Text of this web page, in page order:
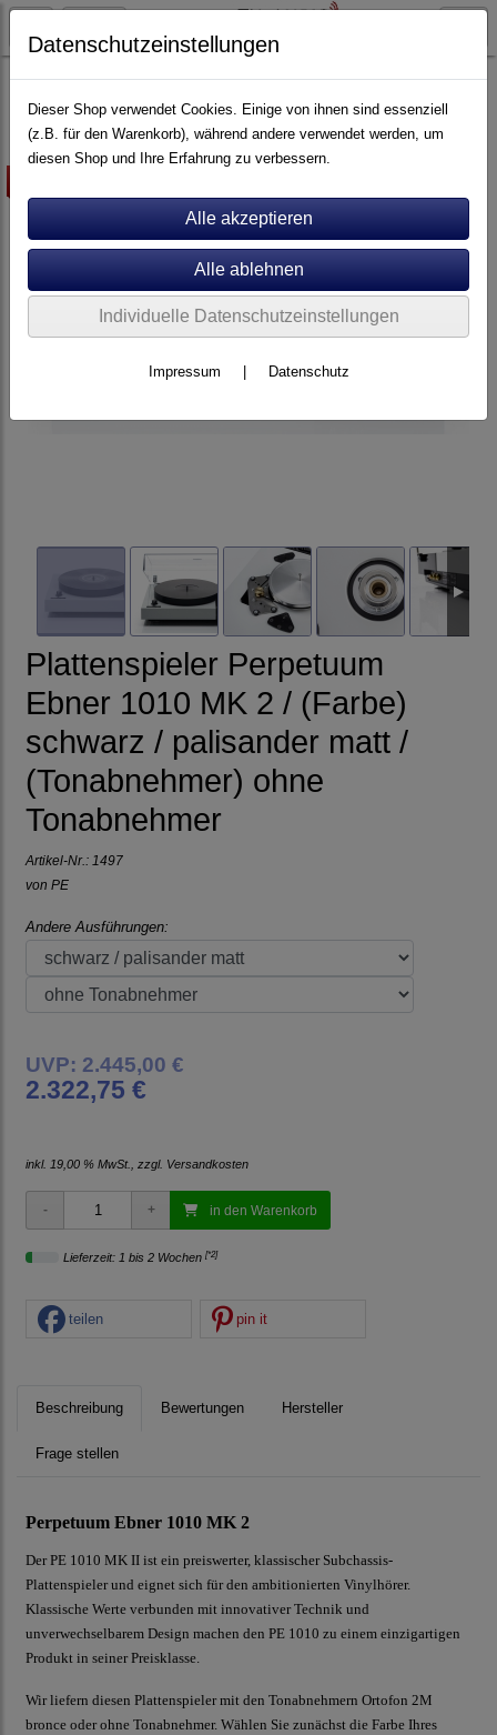
Artikel nach Marken P - Z Perpetuum Ebner
Plattenspieler Perpetuum
Ebner 1010 MK 2 / (Farbe)
schwarz / palisander matt /
(Tonabnehmer) ohne
Tonabnehmer
Artikel-Nr.: 1497
von PE
Andere Ausführungen:
UVP: 2.445,00 €
2.322,75 €
inkl. 19,00 % MwSt., zzgl. Versandkosten
in den Warenkorb
Lieferzeit: 1 bis 2 Wochen [*2]
teilen pin it
Beschreibung Bewertungen Hersteller
Frage stellen
Perpetuum Ebner 1010 MK 2
Der PE 1010 MK II ist ein preiswerter, klassischer Subchassis-
Plattenspieler und eignet sich für den ambitionierten Vinylhörer.
Klassische Werte verbunden mit innovativer Technik und
unverwechselbarem Design machen den PE 1010 zu einem einzigartigen
Produkt in seiner Preisklasse.
Wir liefern diesen Plattenspieler mit den Tonabnehmern Ortofon 2M
bronce oder ohne Tonabnehmer. Wählen Sie zunächst die Farbe Ihres
Datenschutzeinstellungen
Dieser Shop verwendet Cookies. Einige von ihnen sind essenziell
(z.B. für den Warenkorb), während andere verwendet werden, um
diesen Shop und Ihre Erfahrung zu verbessern.
Individuelle Datenschutzeinstellungen
Impressum Datenschutz